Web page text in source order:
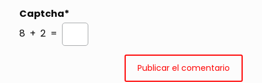
Captcha*
8 + 2 =